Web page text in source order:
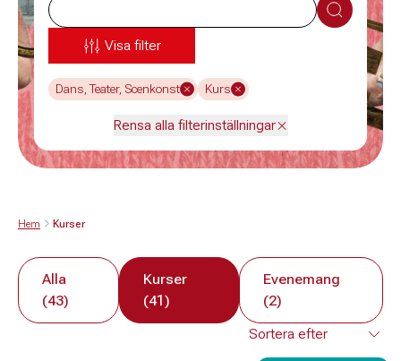
Sök
Visa filter
Dans, Teater, Scenkonst Kurs
Rensa alla filterinställningar
Hem Kurser
Alla
(43)
Kurser
(41)
Evenemang
(2)